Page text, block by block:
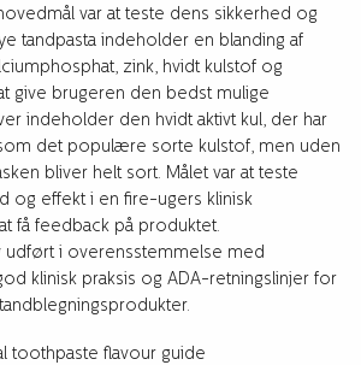
var at teste dens sikkerhed og
tandpasta indeholder en blanding af
zink, hvidt kulstof og
give brugeren den bedst mulige
indeholder den hvidt aktivt kul, der har
det populære sorte kulstof, men uden
bliver helt sort. Målet var at teste
og effekt i en fire-ugers klinisk
få feedback på produktet.
udført i overensstemmelse med
klinisk praksis og ADA-retningslinjer for